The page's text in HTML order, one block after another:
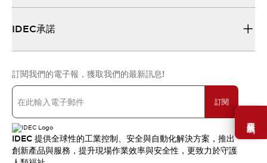
需要幫助嗎？
IDEC承諾
訂閱我們的電子報，獲取我們的最新訊息!
訂閱
IDEC 提供全球性的工業控制、安全與自動化解決方案，推出
創新產品與服務，提升現場作業效率與安全性，更致力於守護